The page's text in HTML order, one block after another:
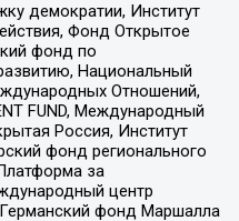
демократии, Институт
Фонд Открытое
фонд по
Национальный
Отношений,
FUND, Международный
Россия, Институт
фонд регионального
за
центр
фонд Маршалла